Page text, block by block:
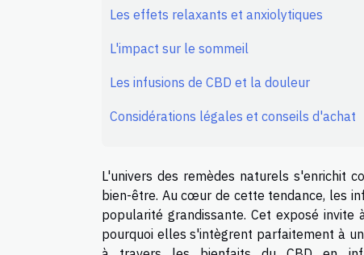
Les effets relaxants et anxiolytiques
L'impact sur le sommeil
Les infusions de CBD et la douleur
Considérations légales et conseils d'achat
L'univers des remèdes naturels s'enrichit
bien-être. Au cœur de cette tendance, les
popularité grandissante. Cet exposé
pourquoi elles s'intègrent parfaitement à